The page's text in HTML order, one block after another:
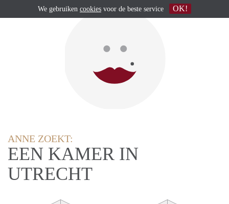
ANNE ZOEKT:
EEN KAMER IN
UTRECHT
We gebruiken cookies voor de beste service OK!